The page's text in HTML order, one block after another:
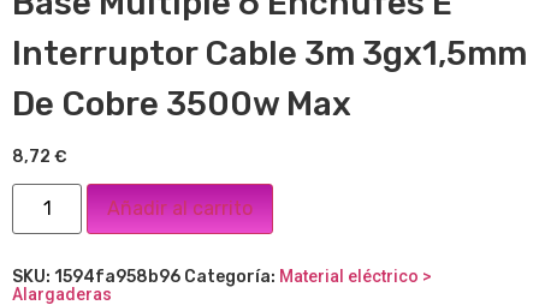
Interruptor Cable 3m 3gx1,5mm
De Cobre 3500w Max
8,72 €
Añadir al carrito
SKU: 1594fa958b96 Categoría: Material eléctrico >
Alargaderas